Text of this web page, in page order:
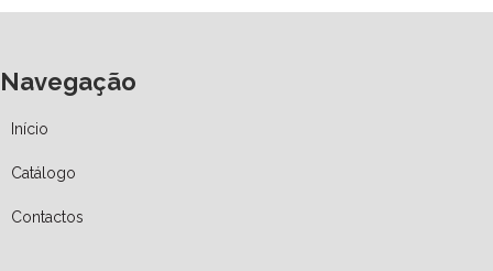
Navegação
Início
Catálogo
Contactos